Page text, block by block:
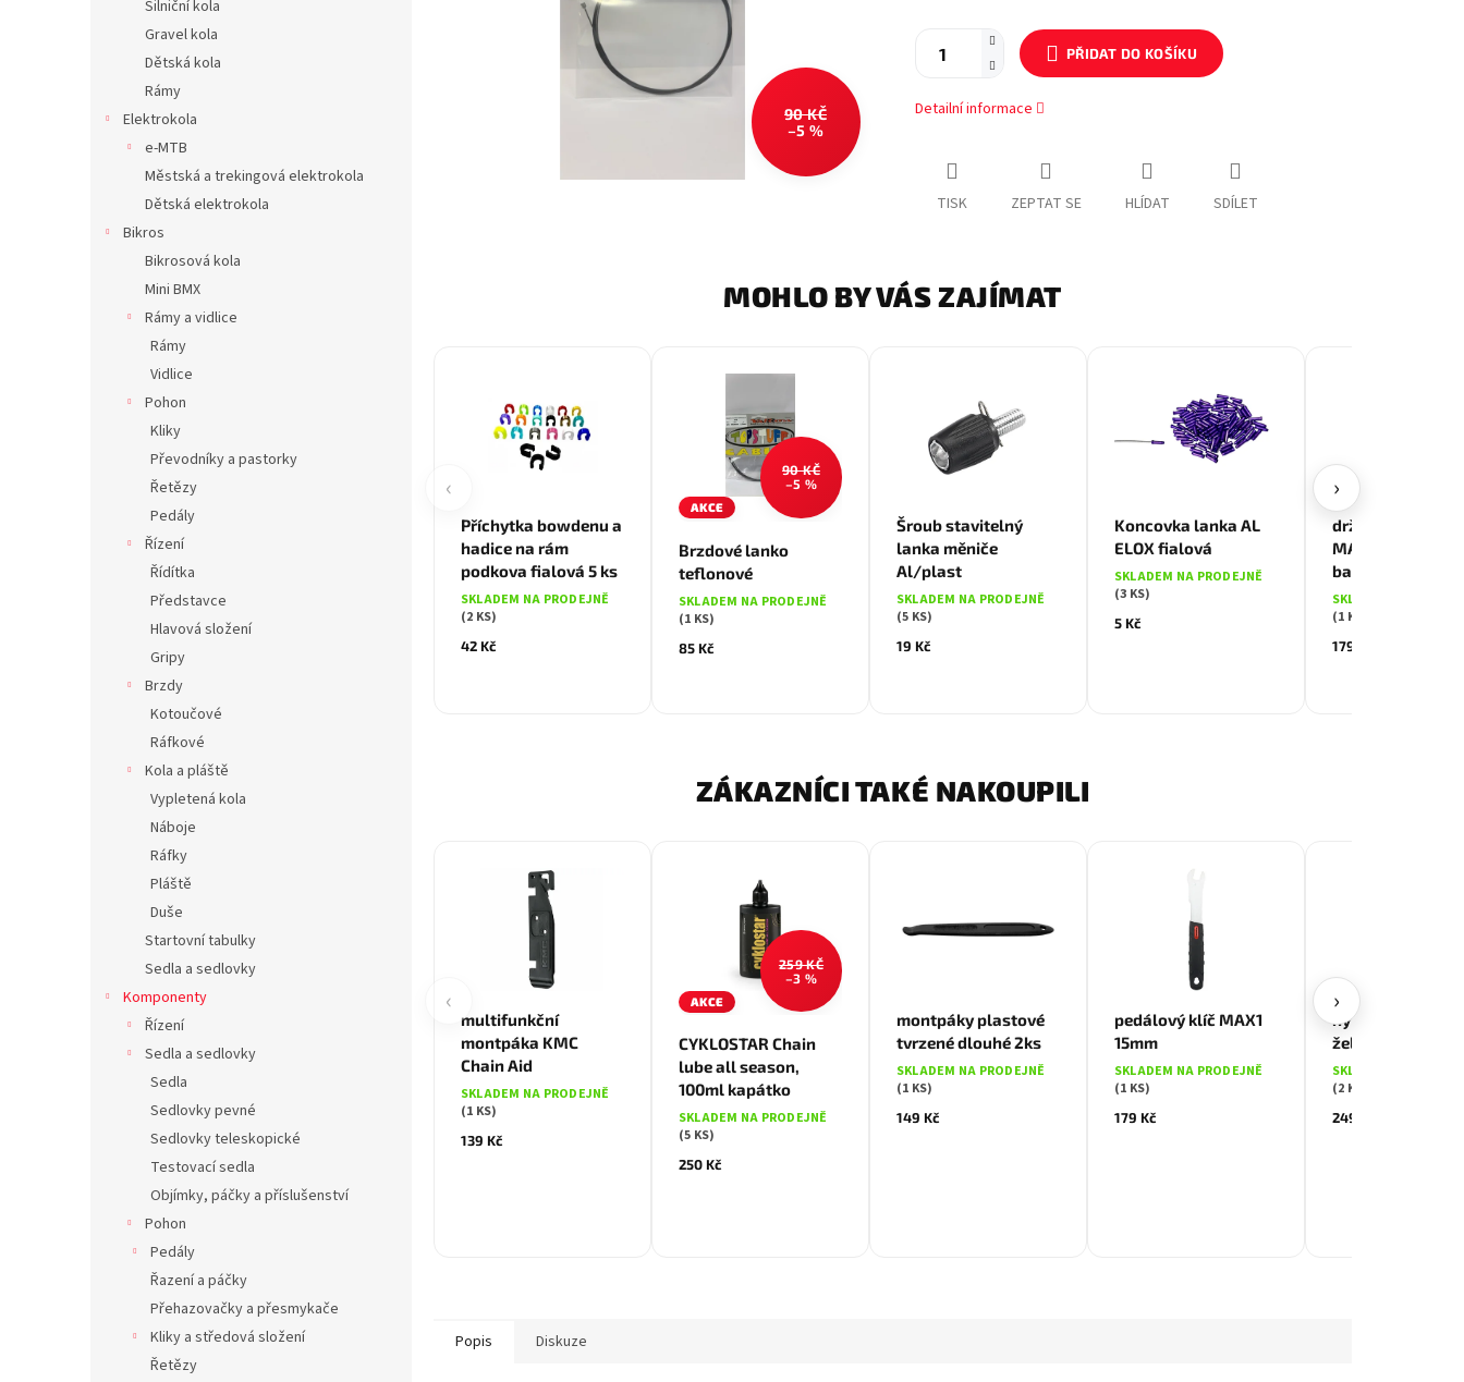
Silniční kola
Gravel kola
Dětská kola
Rámy
Elektrokola
e-MTB
Městská a trekingová elektrokola
Dětská elektrokola
Bikros
Bikrosová kola
Mini BMX
Rámy a vidlice
Rámy
Vidlice
Pohon
Kliky
Převodníky a pastorky
Řetězy
Pedály
Řízení
Řídítka
Představce
Hlavová složení
Gripy
Brzdy
Kotoučové
Ráfkové
Kola a pláště
Vypletená kola
Náboje
Ráfky
Pláště
Duše
Startovní tabulky
Sedla a sedlovky
Komponenty
Řízení
Sedla a sedlovky
Sedla
Sedlovky pevné
Sedlovky teleskopické
Testovací sedla
Objímky, páčky a příslušenství
Pohon
Pedály
Řazení a páčky
Přehazovačky a přesmykače
Kliky a středová složení
Řetězy
90 KČ
–5 %
PŘIDAT DO KOŠÍKU
Detailní informace
TISK ZEPTAT SE HLÍDAT SDÍLET
MOHLO BY VÁS ZAJÍMAT
‹
Příchytka bowdenu a
hadice na rám
podkova fialová 5 ks
SKLADEM NA PRODEJNĚ
(2 KS)
42 Kč
AKCE
90 KČ
–5 %
Brzdové lanko
teflonové
SKLADEM NA PRODEJNĚ
(1 KS)
85 Kč
Šroub stavitelný
lanka měniče
Al/plast
SKLADEM NA PRODEJNĚ
(5 KS)
19 Kč
Koncovka lanka AL
ELOX fialová
SKLADEM NA PRODEJNĚ
(3 KS)
5 Kč
držák bowdenu
MAX1 plastový
balení 10 ks
SKLADEM NA
(1 KS)
179 Kč
›
ZÁKAZNÍCI TAKÉ NAKOUPILI
‹
multifunkční
montpáka KMC
Chain Aid
SKLADEM NA PRODEJNĚ
(1 KS)
139 Kč
AKCE
259 KČ
–3 %
CYKLOSTAR Chain
lube all season,
100ml kapátko
SKLADEM NA PRODEJNĚ
(5 KS)
250 Kč
montpáky plastové
tvrzené dlouhé 2ks
SKLADEM NA PRODEJNĚ
(1 KS)
149 Kč
pedálový klíč MAX1
15mm
SKLADEM NA PRODEJNĚ
(1 KS)
179 Kč
nýtovač řetězu
železný, stříbrný
SKLADEM NA
(2 KS)
249 Kč
›
Popis Diskuze